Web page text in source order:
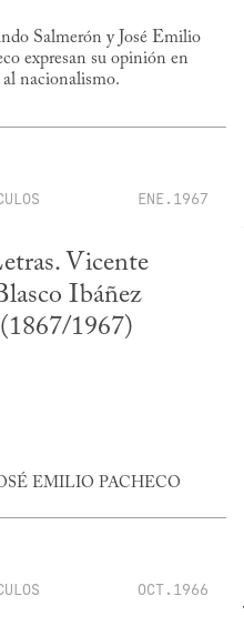
Salmerón y José Emilio
expresan su opinión en
nacionalismo.
ENE.1967
Vicente
Ibáñez
(1867/1967)
EMILIO PACHECO
OCT.1966